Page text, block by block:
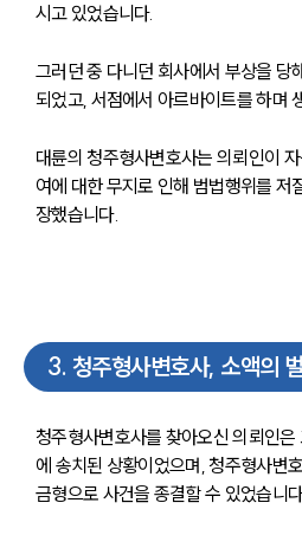
센터소
센터소
대륜의
오시는
글로벌 파트
시고 있었습니다.
그러던 중 다니던 회사에서 부상을 당
되었고, 서점에서 아르바이트를 하며
대륜의 청주형사변호사는 의뢰인이
여에 대한 무지로 인해 범법행위를 저
장했습니다.
3. 청주형사변호사, 소액의
청주형사변호사를 찾아오신 의뢰인
에 송치된 상황이었으며, 청주형사변
금형으로 사건을 종결할 수 있었습니